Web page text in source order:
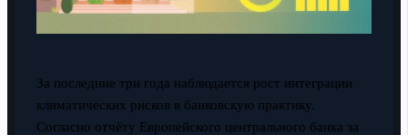
За последние три года наблюдается рост интеграции
климатических рисков в банковскую практику.
Согласно отчёту Европейского центрального банка за